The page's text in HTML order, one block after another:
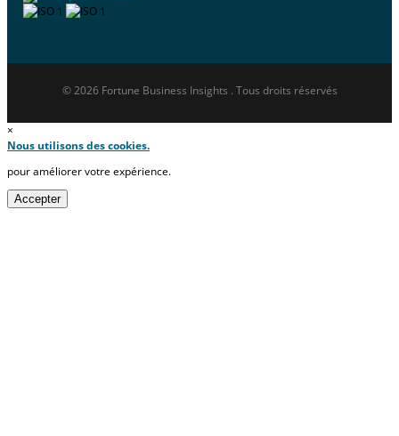
© 2026 Fortune Business Insights . Tous droits réservés
×
Nous utilisons des cookies.
pour améliorer votre expérience.
Accepter